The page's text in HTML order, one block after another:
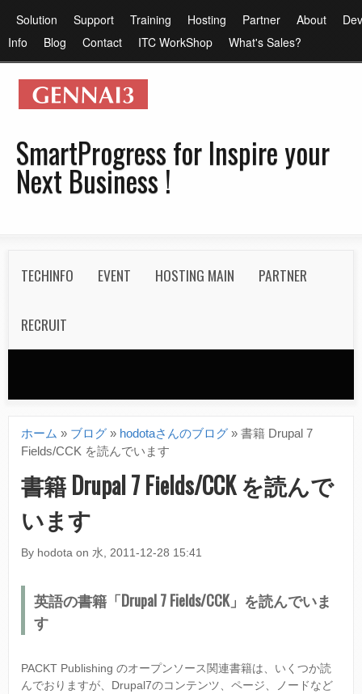
コ
ン
ン
ツ
に
動
メ
イ
ン
ニ
ー
Solution Support Training Hosting Partner About
Info
Blog Contact ITC WorkShop What's Sales?
SmartProgress for Inspire your
Next Business !
o
m
TECHINFO EVENT HOSTING MAIN PARTNER
RECRUIT
現
在
地
ホーム » ブログ » hodotaさんのブログ » 書籍 Drupal 7
Fields/CCK を読んでいます
書籍 Drupal 7 Fields/CCK を読んで
います
By hodota on 水, 2011-12-28 15:41
英語の書籍「Drupal 7 Fields/CCK」を読んでいま
す
PACKT Publishing のオープンソース関連書籍は、いくつか読
んでおりますが、Drupal7のコンテンツ、ページ、ノードなど